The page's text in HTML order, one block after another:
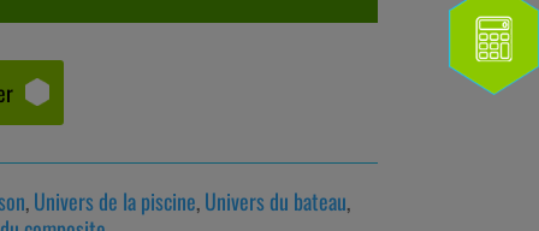
,Univers de la piscine,Univers du bateau,